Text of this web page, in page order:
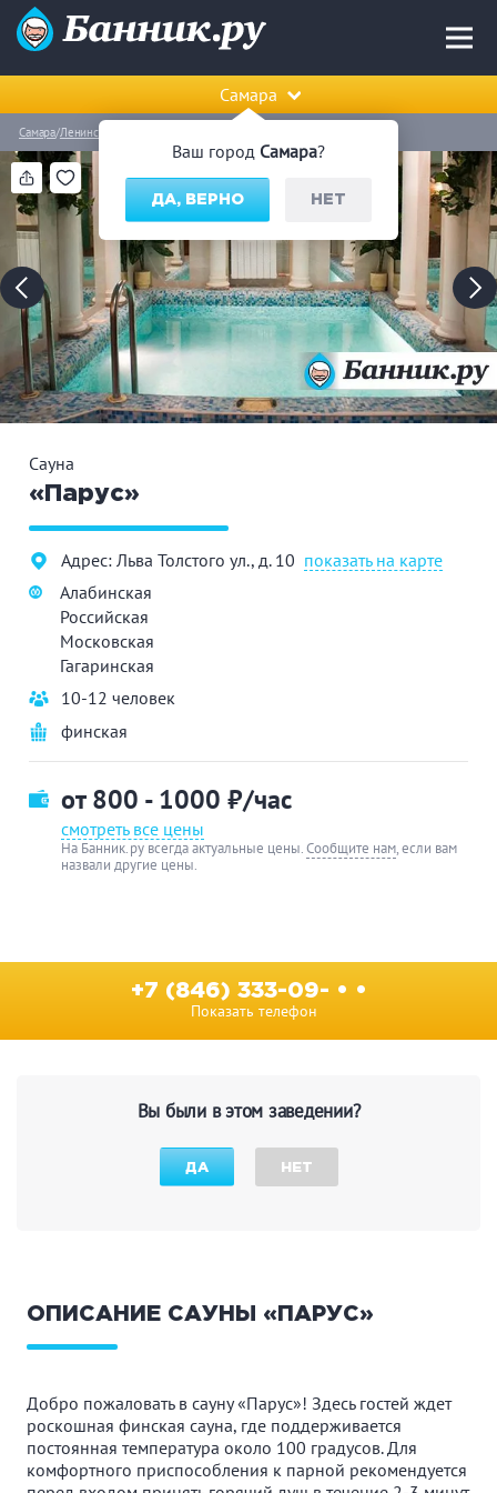
Ваш город Самара?
ДА, ВЕРНО НЕТ
Самара
Самара Ленинский район
Сауна
«Парус»
Адрес: Льва Толстого ул., д. 10 показать на карте
Алабинская
Российская
Московская
Гагаринская
10-12 человек
финская
от 800 - 1000 ₽/час
смотреть все цены
На Банник.ру всегда актуальные цены.Сообщите нам, если вам
назвали другие цены.
+7 (846) 333-09- • •
Показать телефон
ОПИСАНИЕ САУНЫ «ПАРУС»
Добро пожаловать в сауну «Парус»! Здесь гостей ждет
роскошная финская сауна, где поддерживается
постоянная температура около 100 градусов. Для
комфортного приспособления к парной рекомендуется
Вы были в этом заведении?
ДА НЕТ